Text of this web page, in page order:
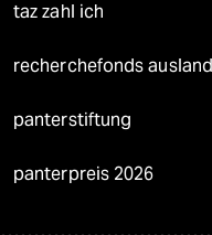
taz zahl ich
recherchefonds ausland
panterstiftung
panterpreis 2026